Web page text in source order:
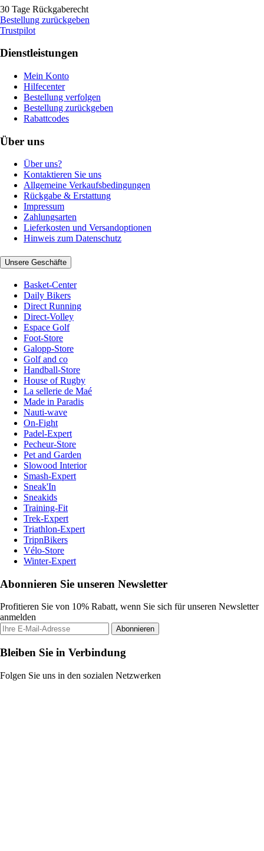
30 Tage Rückgaberecht
Bestellung zurückgeben
Trustpilot
Dienstleistungen
Mein Konto
Hilfecenter
Bestellung verfolgen
Bestellung zurückgeben
Rabattcodes
Über uns
Über uns?
Kontaktieren Sie uns
Allgemeine Verkaufsbedingungen
Rückgabe & Erstattung
Impressum
Zahlungsarten
Lieferkosten und Versandoptionen
Hinweis zum Datenschutz
Unsere Geschäfte
Basket-Center
Daily Bikers
Direct Running
Direct-Volley
Espace Golf
Foot-Store
Galopp-Store
Golf and co
Handball-Store
House of Rugby
La sellerie de Maé
Made in Paradis
Nauti-wave
On-Fight
Padel-Expert
Pecheur-Store
Pet and Garden
Slowood Interior
Smash-Expert
Sneak'In
Sneakids
Training-Fit
Trek-Expert
Triathlon-Expert
TripnBikers
Vélo-Store
Winter-Expert
Abonnieren Sie unseren Newsletter
Profitieren Sie von 10% Rabatt, wenn Sie sich für unseren Newsletter
anmelden
Abonnieren
Bleiben Sie in Verbindung
Folgen Sie uns in den sozialen Netzwerken